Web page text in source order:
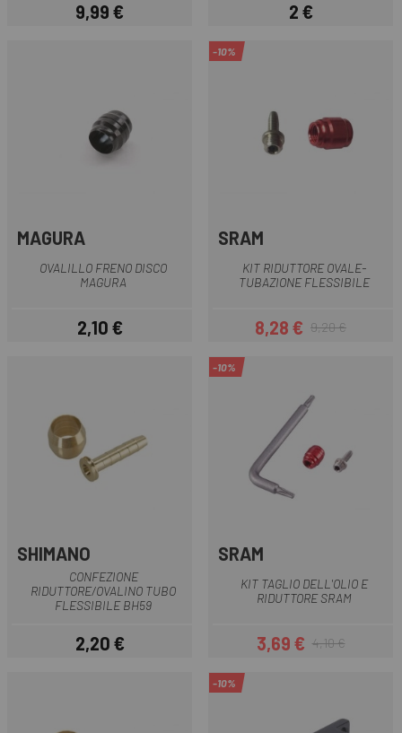
Prezzo
9,99 € Prezzo
2 €
MAGURA
OVALILLO FRENO DISCO
MAGURA
Prezzo
2,10 €
-10%
SRAM
KIT RIDUTTORE OVALE-
TUBAZIONE FLESSIBILE
Prezzo
8,28 €Prezzo base
9,20 €
SHIMANO
CONFEZIONE
RIDUTTORE/OVALINO TUBO
FLESSIBILE BH59
Prezzo
2,20 €
-10%
SRAM
KIT TAGLIO DELL'OLIO E
RIDUTTORE SRAM
Prezzo
3,69 €Prezzo base
4,10 €
-10%